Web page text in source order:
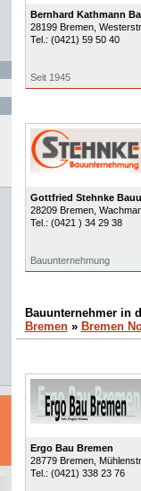
Bernhard Kathmann
28199 Bremen,
Tel.: (0421) 59 50 40
Seit 1945
Gottfried Stehnke
28209 Bremen,
Tel.: (0421 ) 34 29 38
Bauunternehmung
Bauunternehmer in
Bremen» Bremen
Ergo Bau Bremen
28779 Bremen,
Tel.: (0421) 338 23 76